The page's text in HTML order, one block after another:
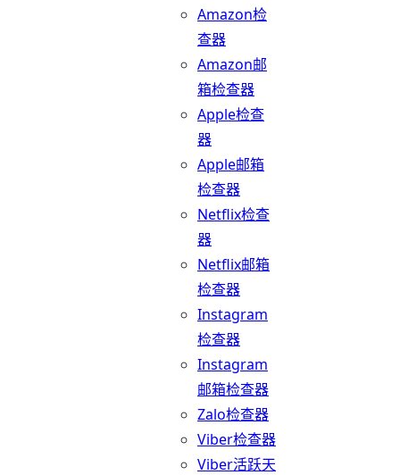
Amazon检
查器
Amazon邮
箱检查器
Apple检查
器
Apple邮箱
检查器
Netflix检查
器
Netflix邮箱
检查器
Instagram
检查器
Instagram
邮箱检查器
Zalo检查器
Viber检查器
Viber活跃天